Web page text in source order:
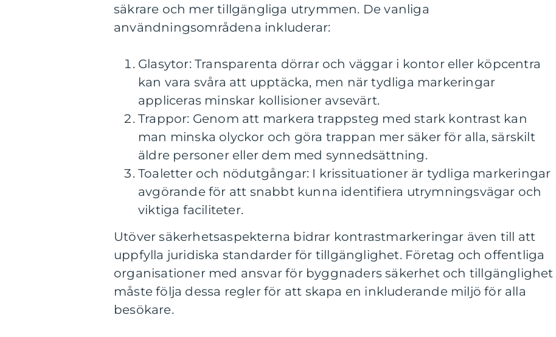
säkrare och mer tillgängliga utrymmen. De vanliga
användningsområdena inkluderar:
Glasytor: Transparenta dörrar och väggar i kontor eller köpcentra
kan vara svåra att upptäcka, men när tydliga markeringar
appliceras minskar kollisioner avsevärt.
Trappor: Genom att markera trappsteg med stark kontrast kan
man minska olyckor och göra trappan mer säker för alla, särskilt
äldre personer eller dem med synnedsättning.
Toaletter och nödutgångar: I krissituationer är tydliga markeringar
avgörande för att snabbt kunna identifiera utrymningsvägar och
viktiga faciliteter.
Utöver säkerhetsaspekterna bidrar kontrastmarkeringar även till att
uppfylla juridiska standarder för tillgänglighet. Företag och offentliga
organisationer med ansvar för byggnaders säkerhet och tillgänglighet
måste följa dessa regler för att skapa en inkluderande miljö för alla
besökare.